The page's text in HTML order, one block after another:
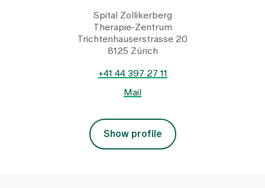
Spital Zollikerberg
Therapie-Zentrum
Trichtenhauserstrasse 20
8125 Zürich
+41 44 397 27 11
Mail
Show profile